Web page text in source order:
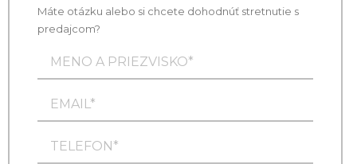
Máte otázku alebo si chcete dohodnúť stretnutie s
predajcom?